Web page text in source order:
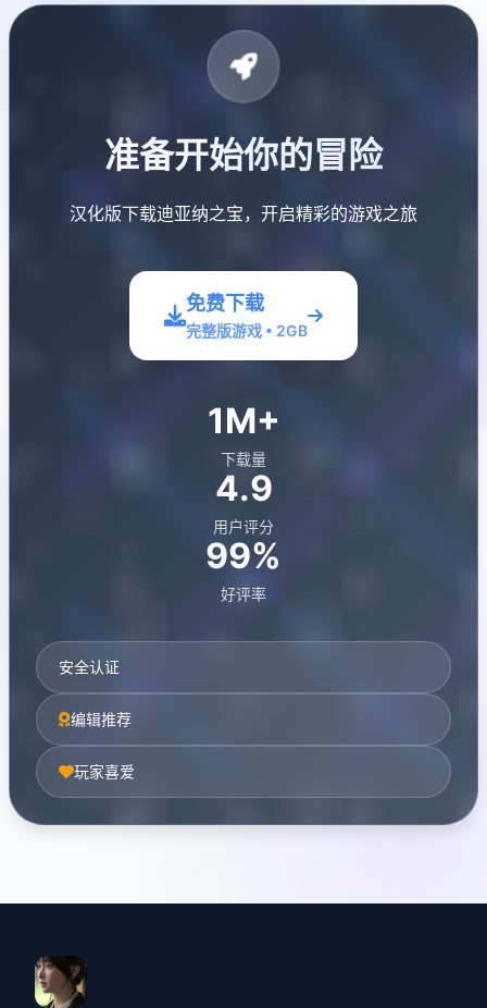
准备开始你的冒险
汉化版下载迪亚纳之宝，开启精彩的游戏之旅
免费下载
完整版游戏 • 2GB
1M+
下载量
4.9
用户评分
99%
好评率
安全认证
编辑推荐
玩家喜爱